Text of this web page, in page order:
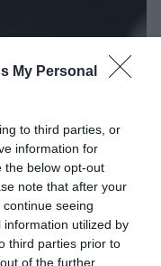
My Personal
to third parties, or
information for
the below opt-out
note that after your
seeing
utilized by
third parties prior to
of the further